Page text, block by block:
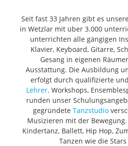
Seit fast 33 Jahren gibt es
in Wetzlar mit über 3.000
unterrichten alle gängigen
Klavier, Keyboard, Gitarre,
Gesang in eigenen
Ausstattung. Die Ausbildung
erfolgt durch qualifizierte
Lehrer. Workshops,
runden unser
gegründete Tanzstudio
Musizieren mit der
Kindertanz, Ballett, Hip Hop,
Tanzen wie die